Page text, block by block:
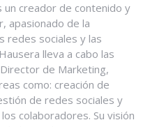
un creador de contenido y
apasionado de la
redes sociales y las
lleva a cabo las
de Marketing,
como: creación de
de redes sociales y
colaboradores. Su visión